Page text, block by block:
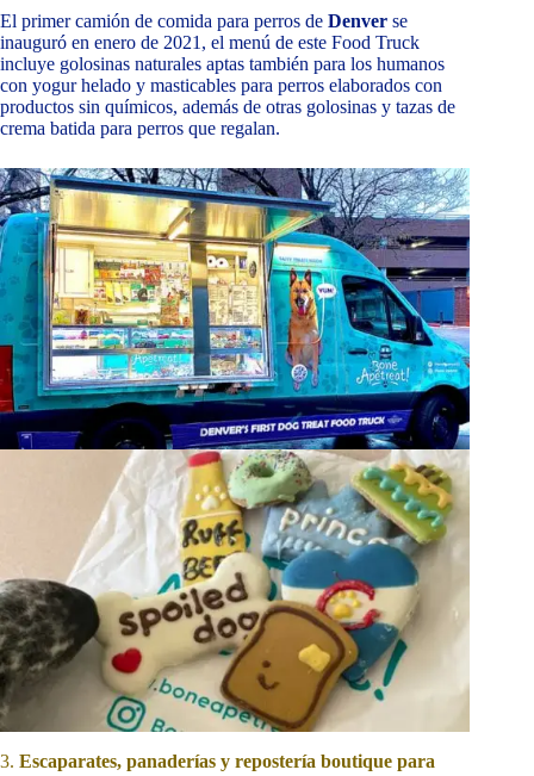
El primer camión de comida para perros de Denver se
inauguró en enero de 2021, el menú de este Food Truck
incluye golosinas naturales aptas también para los humanos
con yogur helado y masticables para perros elaborados con
productos sin químicos, además de otras golosinas y tazas de
crema batida para perros que regalan.
3. Escaparates, panaderías y repostería boutique para